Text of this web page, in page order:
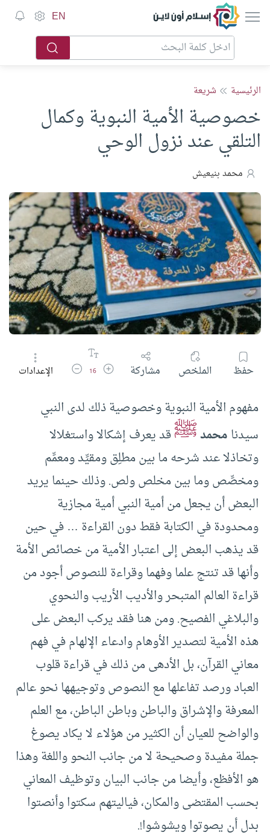
إسلام أون لاين EN
الرئيسية شريعة
خصوصية الأمية النبوية وكمال
التلقي عند نزول الوحي
محمد بنيعيش
حفظ الملخص مشاركة زيادة حجم الخط
16 تقليل حجم الخط
الإعدادات
مفهوم الأمية النبوية وخصوصية ذلك لدى النبي
سيدنامحمدﷺقد يعرف إشكالا واستغلالا
وتخاذلا عند شرحه ما بين مطلِق ومقيِّد ومعمِّم
ومخصِّص وما بين مخلص ولص. وذلك حينما يريد
البعض أن يجعل من أمية النبي أمية مجازية
ومحدودة في الكتابة فقط دون القراءة … في حين
قد يذهب البعض إلى اعتبار الأمية من خصائص الأمة
وأنها قد تنتج علما وفهما وقراءة للنصوص أجود من
قراءة العالم المتبحر والأديب الأريب والنحوي
والبلاغي الفصيح. ومن هنا فقد يركب البعض على
هذه الأمية لتصدير الأوهام وادعاء الإلهام في فهم
معاني القرآن، بل الأدهى من ذلك في قراءة قلوب
العباد ورصد تفاعلها مع النصوص وتوجيهها نحو عالم
المعرفة والإشراق والباطن وباطن الباطن، مع العلم
والواضح للعيان أن الكثير من هؤلاء لا يكاد يصوغ
جملة مفيدة وصحيحة لا من جانب النحو واللغة وهذا
هو الأفظع، وأيضا من جانب البيان وتوظيف المعاني
بحسب المقتضى والمكان، فياليتهم سكتوا وأنصتوا
بدل أن يصوتوا ويشوشوا!.